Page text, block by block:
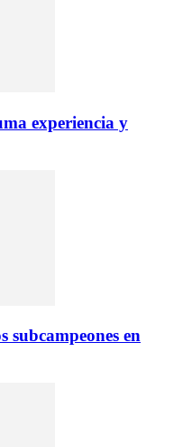
experiencia y
subcampeones en